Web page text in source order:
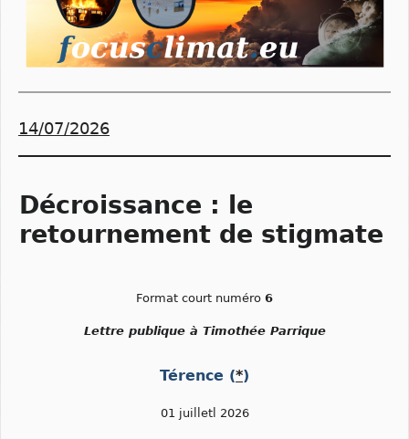
14/07/2026
Décroissance : le
retournement de stigmate
Format court numéro 6
Lettre publique à Timothée Parrique
Térence (*)
01 juilletl 2026